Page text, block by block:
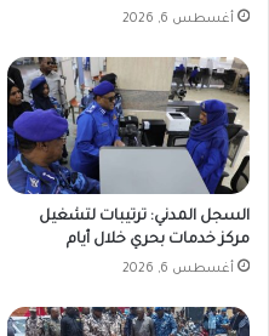
أغسطس 6, 2026
السجل المدني: ترتيبات لتشغيل
مركز خدمات بحري خلال أيام
أغسطس 6, 2026